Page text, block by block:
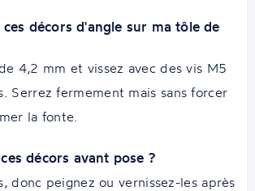
décors d'angle sur ma tôle de
4,2 mm et vissez avec des vis M5
Serrez fermement mais sans forcer
la fonte.
décors avant pose ?
donc peignez ou vernissez-les après